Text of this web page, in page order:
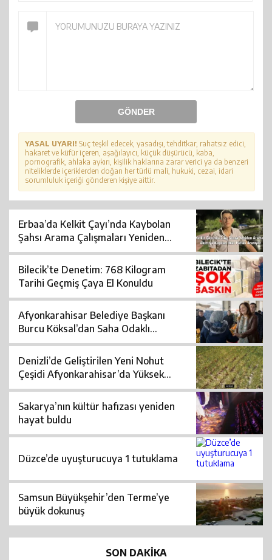
GÖNDER
YASAL UYARI! Suç teşkil edecek, yasadışı, tehditkar, rahatsız edici,
hakaret ve küfür içeren, aşağılayıcı, küçük düşürücü, kaba,
pornografik, ahlaka aykırı, kişilik haklarına zarar verici ya da benzeri
niteliklerde içeriklerden doğan her türlü mali, hukuki, cezai, idari
sorumluluk içeriği gönderen kişiye aittir.
Erbaa’da Kelkit Çayı’nda Kaybolan
Şahsı Arama Çalışmaları Yeniden
Başlatıldı
Bilecik’te Denetim: 768 Kilogram
Tarihi Geçmiş Çaya El Konuldu
Afyonkarahisar Belediye Başkanı
Burcu Köksal’dan Saha Odaklı
Yönetim
Denizli’de Geliştirilen Yeni Nohut
Çeşidi Afyonkarahisar’da Yüksek
Verim Sağladı
Sakarya’nın kültür hafızası yeniden
hayat buldu
Düzce’de uyuşturucuya 1 tutuklama
Samsun Büyükşehir’den Terme’ye
büyük dokunuş
SON DAKİKA